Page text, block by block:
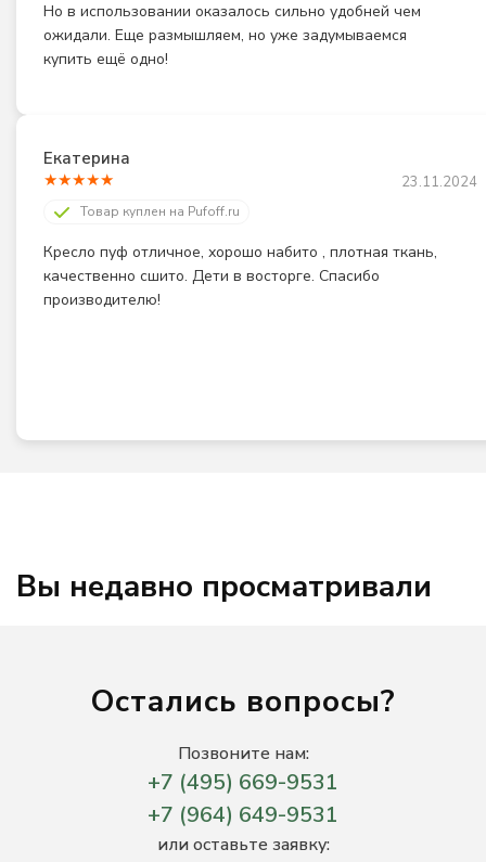
Но в использовании оказалось сильно удобней чем
ожидали. Еще размышляем, но уже задумываемся
купить ещё одно!
Екатерина
23.11.2024
★★★★★
Товар куплен на Pufoff.ru
Кресло пуф отличное, хорошо набито , плотная ткань,
качественно сшито. Дети в восторге. Спасибо
производителю!
Вы недавно просматривали
Остались вопросы?
Позвоните нам:
+7 (495) 669-9531
+7 (964) 649-9531
или оставьте заявку: